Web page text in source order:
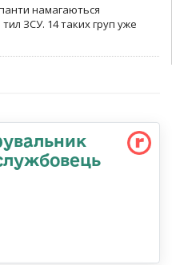
намагаються
ЗСУ. 14 таких груп уже